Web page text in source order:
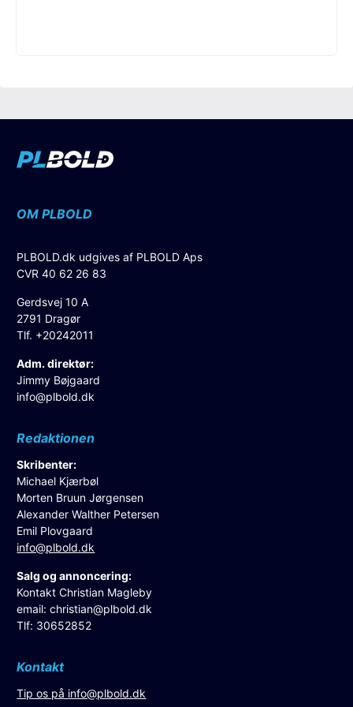
OM PLBOLD
PLBOLD.dk udgives af PLBOLD Aps
CVR 40 62 26 83
Gerdsvej 10 A
2791 Dragør
Tlf. +20242011
Adm. direktør:
Jimmy Bøjgaard
info@plbold.dk
Redaktionen
Skribenter:
Michael Kjærbøl
Morten Bruun Jørgensen
Alexander Walther Petersen
Emil Plovgaard
info@plbold.dk
Salg og annoncering:
Kontakt Christian Magleby
email:christian@plbold.dk
Tlf: 30652852
Kontakt
Tip os på info@plbold.dk